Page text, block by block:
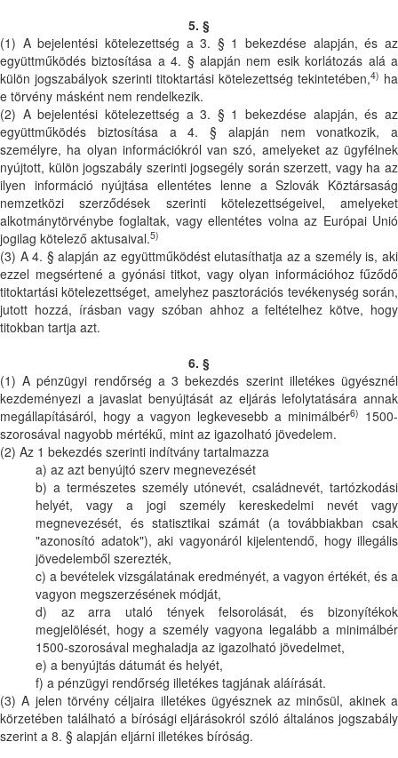
5. §
(1) A bejelentési kötelezettség a 3. § 1 bekezdése alapján, és az
együttműködés biztosítása a 4. § alapján nem esik korlátozás alá a
külön jogszabályok szerinti titoktartási kötelezettség tekintetében,4) ha
e törvény másként nem rendelkezik.
(2) A bejelentési kötelezettség a 3. § 1 bekezdése alapján, és az
együttműködés biztosítása a 4. § alapján nem vonatkozik, a
személyre, ha olyan információkról van szó, amelyeket az ügyfélnek
nyújtott, külön jogszabály szerinti jogsegély során szerzett, vagy ha az
ilyen információ nyújtása ellentétes lenne a Szlovák Köztársaság
nemzetközi szerződések szerinti kötelezettségeivel, amelyeket
alkotmánytörvénybe foglaltak, vagy ellentétes volna az Európai Unió
jogilag kötelező aktusaival.5)
(3) A 4. § alapján az együttműködést elutasíthatja az a személy is, aki
ezzel megsértené a gyónási titkot, vagy olyan információhoz fűződő
titoktartási kötelezettséget, amelyhez pasztorációs tevékenység során,
jutott hozzá, írásban vagy szóban ahhoz a feltételhez kötve, hogy
titokban tartja azt.
6. §
(1) A pénzügyi rendőrség a 3 bekezdés szerint illetékes ügyésznél
kezdeményezi a javaslat benyújtását az eljárás lefolytatására annak
megállapításáról, hogy a vagyon legkevesebb a minimálbér6) 1500-
szorosával nagyobb mértékű, mint az igazolható jövedelem.
(2) Az 1 bekezdés szerinti indítvány tartalmazza
a) az azt benyújtó szerv megnevezését
b) a természetes személy utónevét, családnevét, tartózkodási
helyét, vagy a jogi személy kereskedelmi nevét vagy
megnevezését, és statisztikai számát (a továbbiakban csak
"azonosító adatok"), aki vagyonáról kijelentendő, hogy illegális
jövedelemből szerezték,
c) a bevételek vizsgálatának eredményét, a vagyon értékét, és a
vagyon megszerzésének módját,
d) az arra utaló tények felsorolását, és bizonyítékok
megjelölését, hogy a személy vagyona legalább a minimálbér
1500-szorosával meghaladja az igazolható jövedelmet,
e) a benyújtás dátumát és helyét,
f) a pénzügyi rendőrség illetékes tagjának aláírását.
(3) A jelen törvény céljaira illetékes ügyésznek az minősül, akinek a
körzetében található a bírósági eljárásokról szóló általános jogszabály
szerint a 8. § alapján eljárni illetékes bíróság.